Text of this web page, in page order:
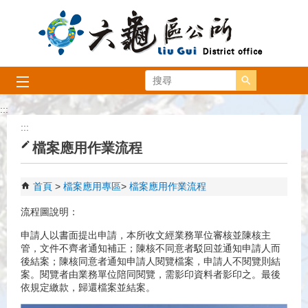
跳到主要內容區塊
搜尋
:::
:::
檔案應用作業流程
首頁 檔案應用專區 檔案應用作業流程
流程圖說明：
申請人以書面提出申請，本所收文經業務單位審核並陳核主
管，文件不齊者通知補正；陳核不同意者駁回並通知申請人而
後結案；陳核同意者通知申請人閱覽檔案，申請人不閱覽則結
案。閱覽者由業務單位陪同閱覽，需影印資料者影印之。最後
依規定繳款，歸還檔案並結案。